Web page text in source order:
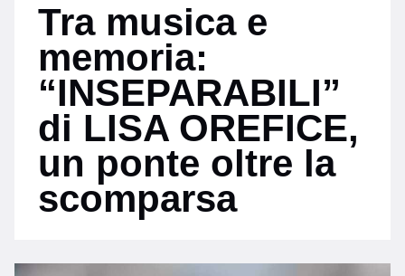
Tra musica e
memoria:
“INSEPARABILI”
di LISA OREFICE,
un ponte oltre la
scomparsa